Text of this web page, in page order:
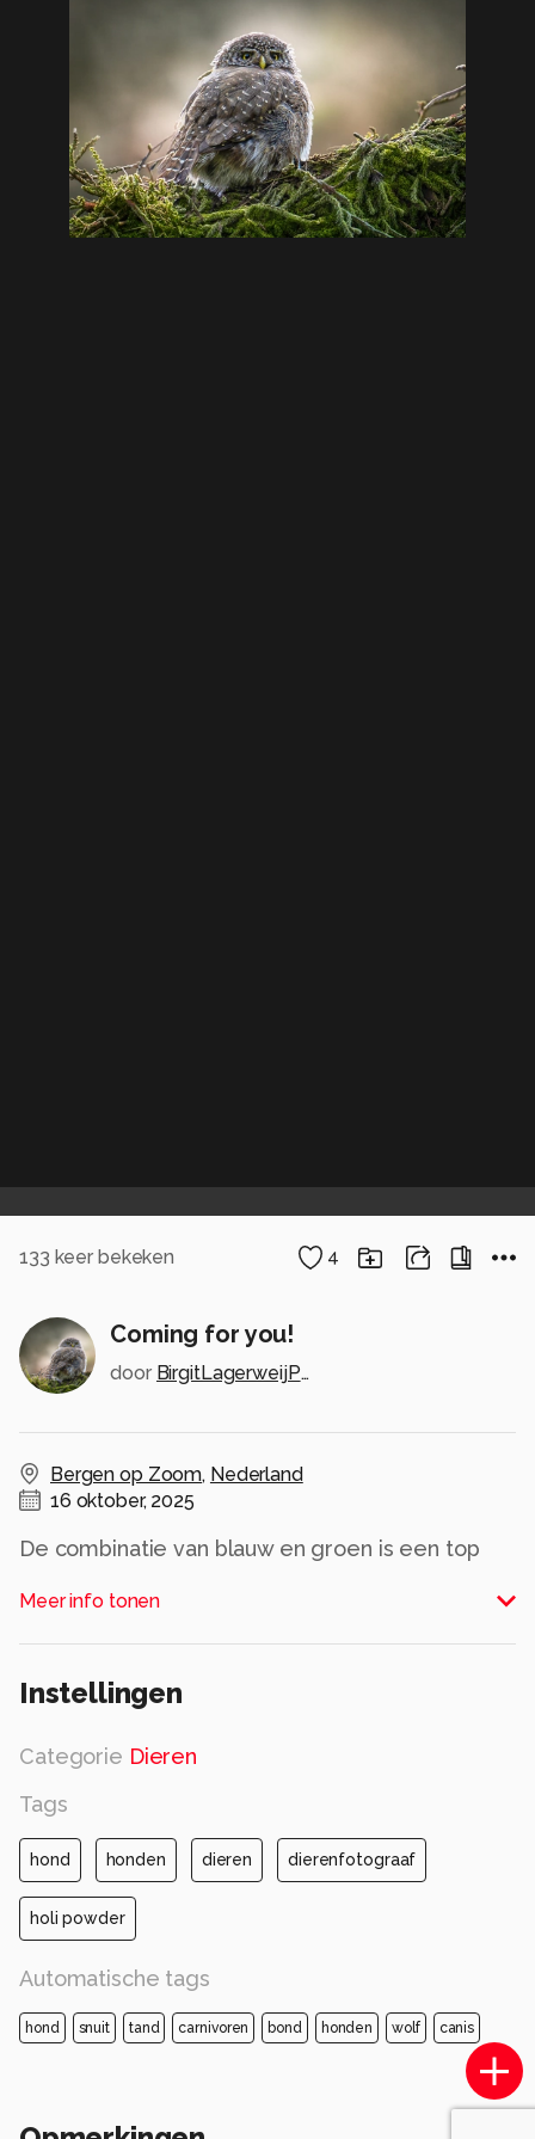
133 keer bekeken 4
Coming for you!
door BirgitLagerweijPhotography
Bergen op Zoom, Nederland
16 oktober, 2025
De combinatie van blauw en groen is een top
De blik van de hond vind ik zo krachtig
Meer info tonen
Instellingen
Categorie Dieren
Tags
hond honden dieren dierenfotograaf
holi powder
Automatische tags
hond snuit tand carnivoren bond honden wolf canis